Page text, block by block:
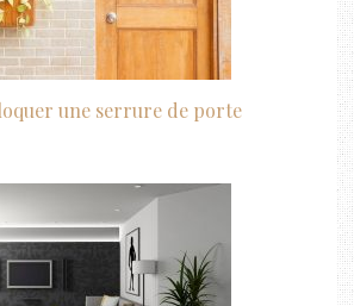
une serrure de porte